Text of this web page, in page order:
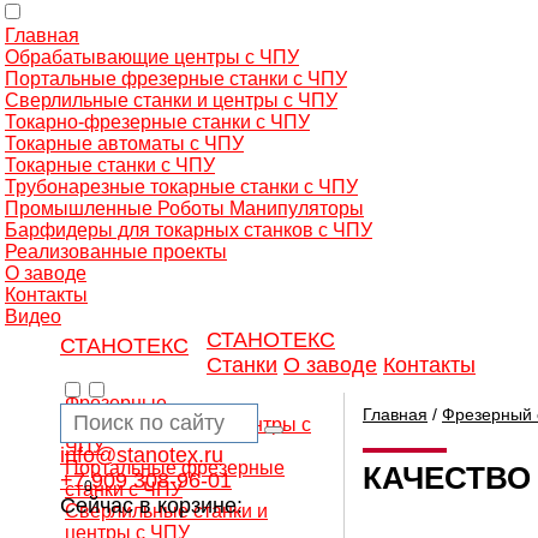
Главная
Обрабатывающие центры с ЧПУ
Портальные фрезерные станки с ЧПУ
Сверлильные станки и центры с ЧПУ
Токарно-фрезерные станки с ЧПУ
Токарные автоматы с ЧПУ
Токарные станки с ЧПУ
Трубонарезные токарные станки с ЧПУ
Промышленные Роботы Манипуляторы
Барфидеры для токарных станков с ЧПУ
Реализованные проекты
О заводе
Контакты
Видео
СТАНОТЕКС
СТАНОТЕКС
Станки О заводе Контакты
info@stanotex.ru
+7 909 308-96-01
Сейчас в корзине:
0
Фрезерные
обрабатывающие центры с
ЧПУ
Портальные фрезерные
станки с ЧПУ
Сверлильные станки и
центры с ЧПУ
Главная / Фрезерный